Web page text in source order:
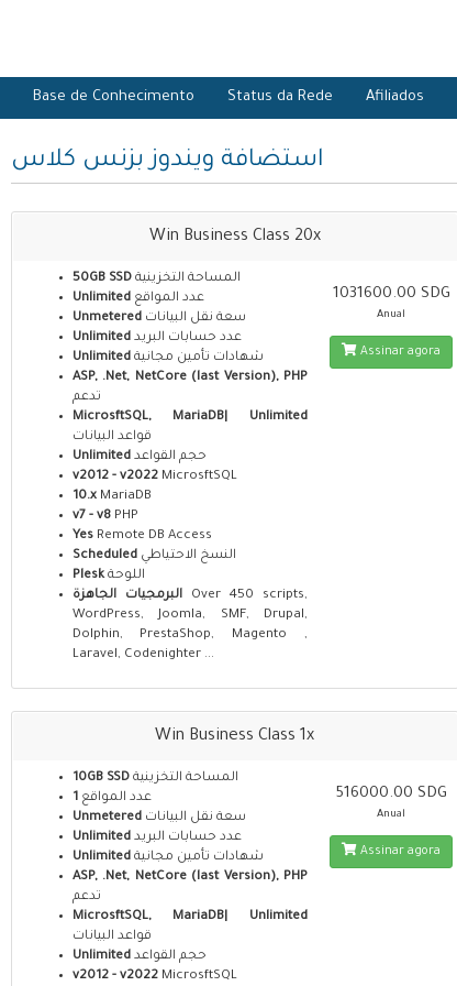
Base de Conhecimento Status da Rede Afiliados
استضافة ويندوز بزنس كلاس
Win Business Class 20x
50GB SSD المساحة التخزينية
Unlimited عدد المواقع
Unmetered سعة نقل البيانات
Unlimited عدد حسابات البريد
Unlimited شهادات تأمين مجانية
ASP, .Net, NetCore (last Version), PHP
تدعم
MicrosftSQL, MariaDB| Unlimited
قواعد البيانات
Unlimited حجم القواعد
v2012 - v2022MicrosftSQL
10.xMariaDB
v7 - v8PHP
YesRemote DB Access
Scheduled النسخ الاحتياطي
Plesk اللوحة
البرمجيات الجاهزةOver 450 scripts,
WordPress, Joomla, SMF, Drupal,
Dolphin, PrestaShop, Magento ,
Laravel, Codenighter ...
1031600.00 SDG
Anual
Assinar agora
Win Business Class 1x
10GB SSD المساحة التخزينية
1 عدد المواقع
Unmetered سعة نقل البيانات
Unlimited عدد حسابات البريد
Unlimited شهادات تأمين مجانية
ASP, .Net, NetCore (last Version), PHP
تدعم
MicrosftSQL, MariaDB| Unlimited
قواعد البيانات
Unlimited حجم القواعد
v2012 - v2022MicrosftSQL
516000.00 SDG
Anual
Assinar agora